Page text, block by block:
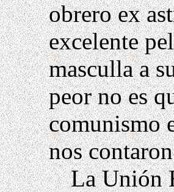
obrero ex
excelente
masculla a
peor no es
comunismo
nos
La Unión